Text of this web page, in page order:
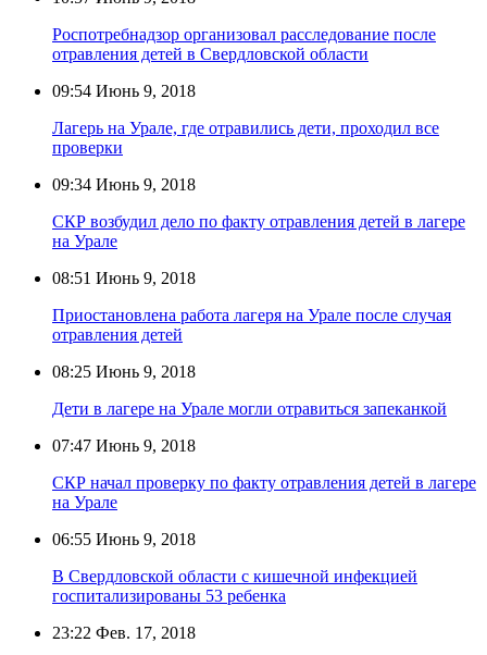
Роспотребнадзор организовал расследование после
отравления детей в Свердловской области
09:54 Июнь 9, 2018
Лагерь на Урале, где отравились дети, проходил все
проверки
09:34 Июнь 9, 2018
СКР возбудил дело по факту отравления детей в лагере
на Урале
08:51 Июнь 9, 2018
Приостановлена работа лагеря на Урале после случая
отравления детей
08:25 Июнь 9, 2018
Дети в лагере на Урале могли отравиться запеканкой
07:47 Июнь 9, 2018
СКР начал проверку по факту отравления детей в лагере
на Урале
06:55 Июнь 9, 2018
В Свердловской области с кишечной инфекцией
госпитализированы 53 ребенка
23:22 Фев. 17, 2018